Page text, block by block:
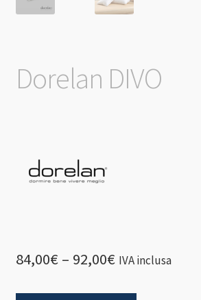
Dorelan DIVO
84,00€– 92,00€ IVA inclusa